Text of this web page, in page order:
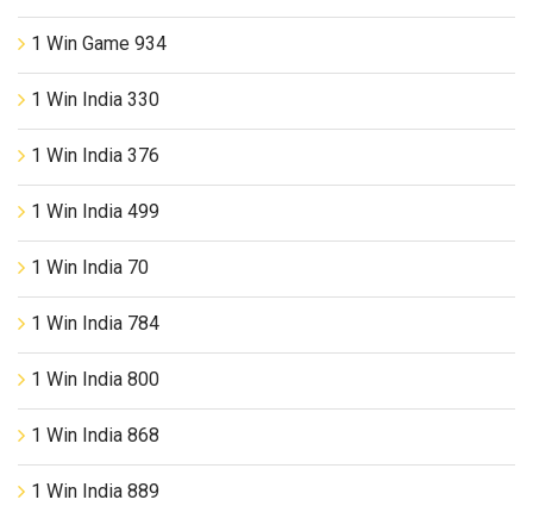
1 Win Game 934
1 Win India 330
1 Win India 376
1 Win India 499
1 Win India 70
1 Win India 784
1 Win India 800
1 Win India 868
1 Win India 889